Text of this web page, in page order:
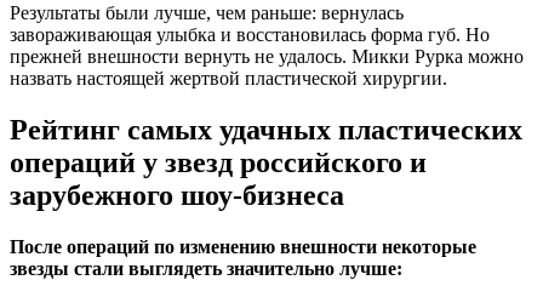
Результаты были лучше, чем раньше: вернулась
завораживающая улыбка и восстановилась форма губ. Но
прежней внешности вернуть не удалось. Микки Рурка можно
назвать настоящей жертвой пластической хирургии.
Рейтинг самых удачных пластических
операций у звезд российского и
зарубежного шоу-бизнеса
После операций по изменению внешности некоторые
звезды стали выглядеть значительно лучше: